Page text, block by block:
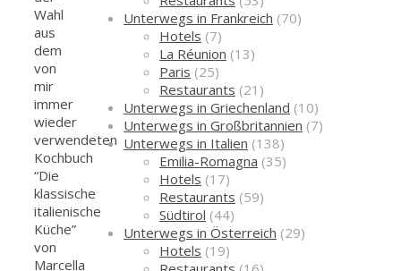
Wahl
aus
dem
von
mir
immer
wieder
verwendeten
Kochbuch
“Die
klassische
italienische
Küche”
von
Marcella
Unterwegs in Frankreich (70)
Hotels (7)
La Réunion (13)
Paris (25)
Restaurants (21)
Unterwegs in Griechenland (10)
Unterwegs in Großbritannien (7)
Unterwegs in Italien (138)
Emilia-Romagna (35)
Hotels (17)
Restaurants (59)
Südtirol (44)
Unterwegs in Österreich (29)
Hotels (19)